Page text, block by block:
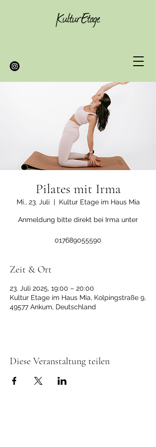
Pilates mit Irma
Mi., 23. Juli
  |
Kultur Etage im Haus Mia
Anmeldung bitte direkt bei Irma unter
017689055590
Zeit & Ort
23. Juli 2025, 19:00 – 20:00
Kultur Etage im Haus Mia, Kolpingstraße 9,
49577 Ankum, Deutschland
Diese Veranstaltung teilen